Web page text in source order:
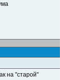
на "старой"